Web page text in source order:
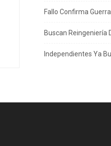
Fallo Confirma
Buscan Reingeniería
Independientes Ya